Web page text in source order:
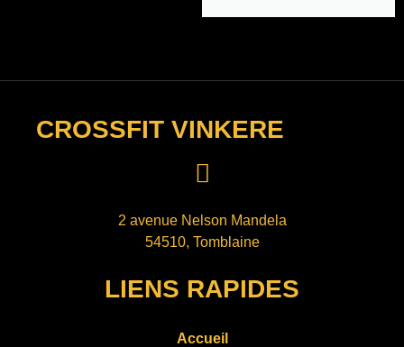
CROSSFIT VINKERE
2 avenue Nelson Mandela
54510, Tomblaine
LIENS RAPIDES
Accueil